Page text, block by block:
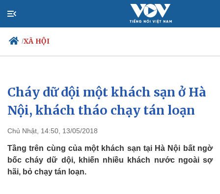
/XÃ HỘI
Chính trị
Đảng
Tổ chức nhân sự
Nhận diện sự thật
Xã hội
Tin 24h
Dự báo thời tiết
Việc làm
Biển đảo
Cháy dữ dội một khách sạn ở Hà
Nội, khách tháo chạy tán loạn
Chủ Nhật, 14:50, 13/05/2018
Tầng trên cùng của một khách sạn tại Hà Nội bất ngờ
bốc cháy dữ dội, khiến nhiều khách nước ngoài sợ
hãi, bỏ chạy tán loạn.